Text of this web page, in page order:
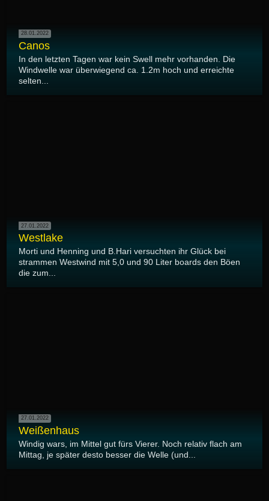
28.01.2022
Canos
In den letzten Tagen war kein Swell mehr vorhanden. Die
Windwelle war überwiegend ca. 1.2m hoch und erreichte
selten...
27.01.2022
Westlake
Morti und Henning und B.Hari versuchten ihr Glück bei
strammen Westwind mit 5,0 und 90 Liter boards den Böen
die zum...
27.01.2022
Weißenhaus
Windig wars, im Mittel gut fürs Vierer. Noch relativ flach am
Mittag, je später desto besser die Welle (und...